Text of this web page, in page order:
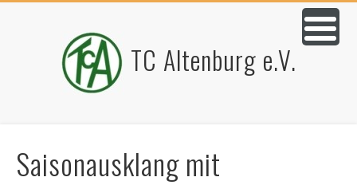
TC Altenburg e.V.
Saisonausklang mit